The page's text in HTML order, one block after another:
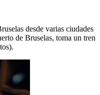
desde varias ciudades
de Bruselas, toma un tren